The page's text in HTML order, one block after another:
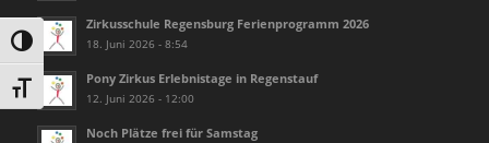
Umschalten auf hohe Kontraste
Schrift vergrößern
Zirkusschule Regensburg Ferienprogramm 2026
18. Juni 2026 - 8:54
Pony Zirkus Erlebnistage in Regenstauf
12. Juni 2026 - 12:00
Noch Plätze frei für Samstag